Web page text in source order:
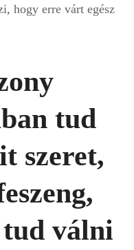
hogy erre várt egész
tud
szeret,
tud válni